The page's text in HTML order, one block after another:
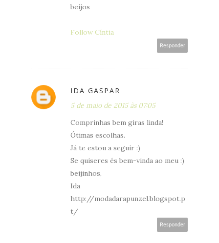
beijos
Follow Cíntia
Responder
IDA GASPAR
5 de maio de 2015 às 07:05
Comprinhas bem giras linda!
Ótimas escolhas.
Já te estou a seguir :)
Se quiseres és bem-vinda ao meu :)
beijinhos,
Ida
http://modadarapunzel.blogspot.p
t/
Responder